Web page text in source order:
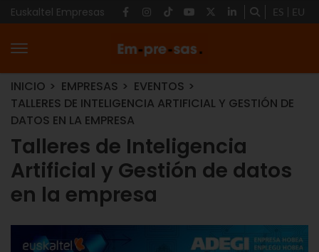
Euskaltel Empresas ES EU
INICIO EMPRESAS
EVENTOS
TALLERES DE INTELIGENCIA ARTIFICIAL Y GESTIÓN DE
DATOS EN LA EMPRESA
Talleres de Inteligencia
Artificial y Gestión de datos
en la empresa